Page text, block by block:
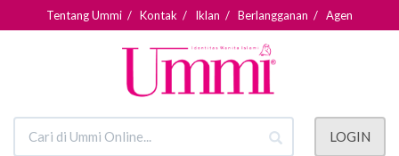
Tentang Ummi / Kontak / Iklan / Berlangganan / Agen
LOGIN